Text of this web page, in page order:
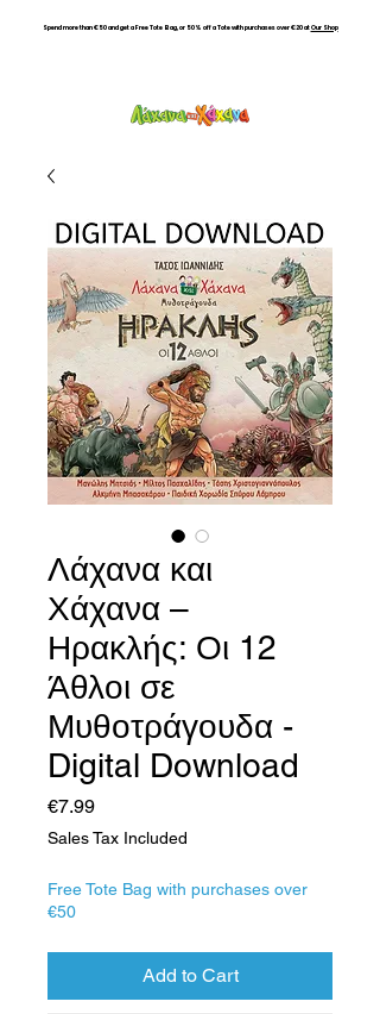
Spend more than €50 and get a Free Tote Bag, or 50% off a Tote with purchases over €20 atOur Shop
Λάχανα και
Χάχανα –
Ηρακλής: Οι 12
Άθλοι σε
Μυθοτράγουδα -
Digital Download
€7.99Price
Sales Tax Included
Free Tote Bag with purchases over
€50
Add to Cart